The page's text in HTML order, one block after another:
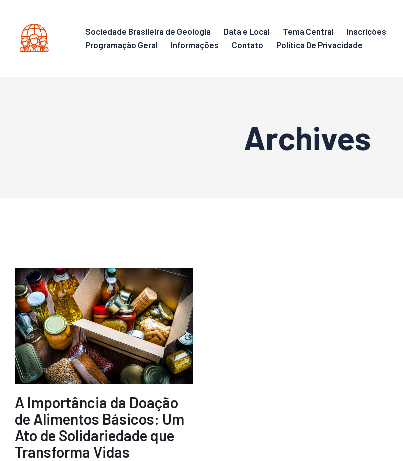
Sociedade Brasileira de Geologia Data e Local Tema Central
Inscrições
Programação Geral
Informações Contato Politica De Privacidade
Archives
A Importância da Doação
de Alimentos Básicos: Um
Ato de Solidariedade que
Transforma Vidas